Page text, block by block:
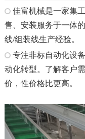
佳富机械是一家集
售、安装服务于一体
线/组装线生产经验。
专注非标自动化设
动化转型。了解客户
价，性价格比更高。